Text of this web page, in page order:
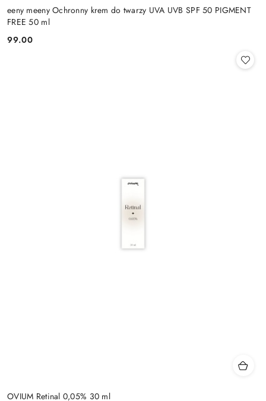
eeny meeny Ochronny krem do twarzy UVA UVB SPF 50 PIGMENT
FREE 50 ml
Cena:
99.00
OVIUM Retinal 0,05% 30 ml